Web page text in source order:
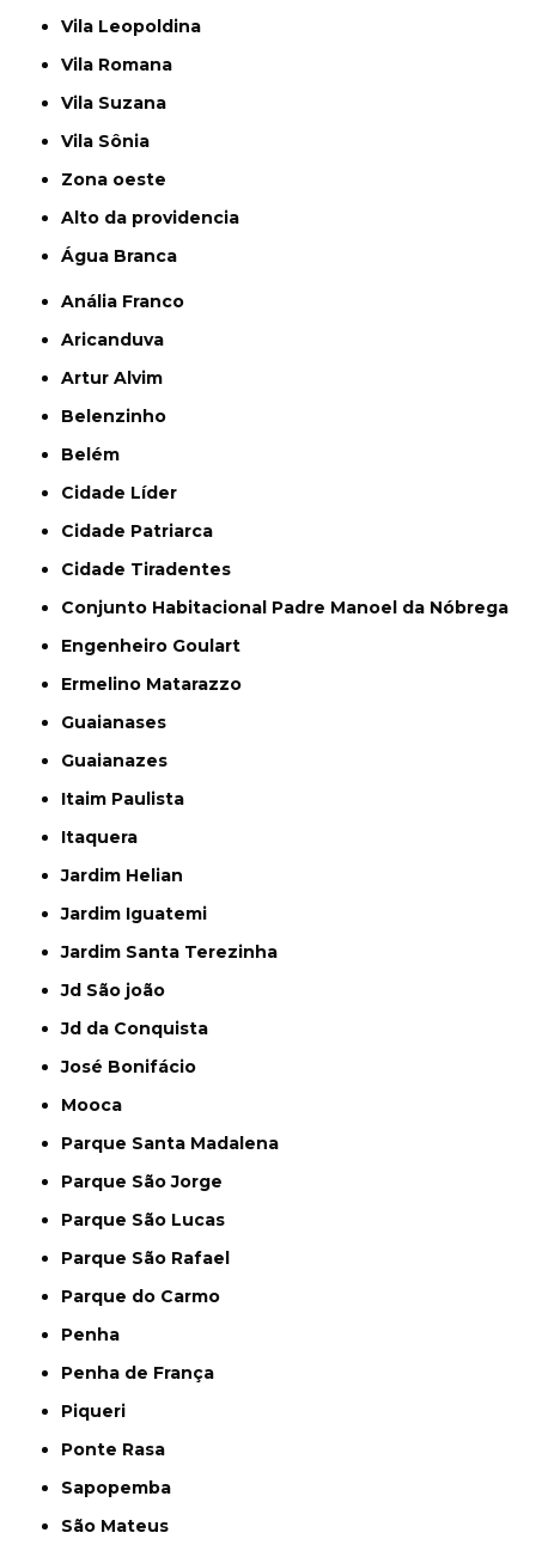
Vila Leopoldina
Vila Romana
Vila Suzana
Vila Sônia
Zona oeste
alto da providencia
Água Branca
Anália Franco
Aricanduva
Artur Alvim
Belenzinho
Belém
Cidade Líder
Cidade Patriarca
Cidade Tiradentes
Conjunto Habitacional Padre Manoel da Nóbrega
Engenheiro Goulart
Ermelino Matarazzo
Guaianases
Guaianazes
Itaim Paulista
Itaquera
Jardim Helian
Jardim Iguatemi
Jardim Santa Terezinha
Jd São joão
Jd da Conquista
José Bonifácio
Mooca
Parque Santa Madalena
Parque São Jorge
Parque São Lucas
Parque São Rafael
Parque do Carmo
Penha
Penha de França
Piqueri
Ponte Rasa
Sapopemba
São Mateus